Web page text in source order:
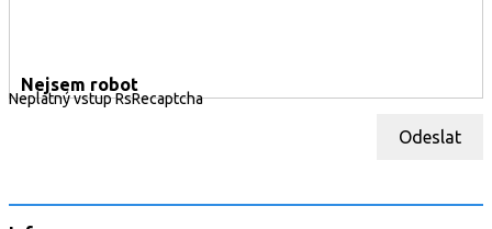
Nejsem robot
Neplatný vstup RsRecaptcha
Odeslat